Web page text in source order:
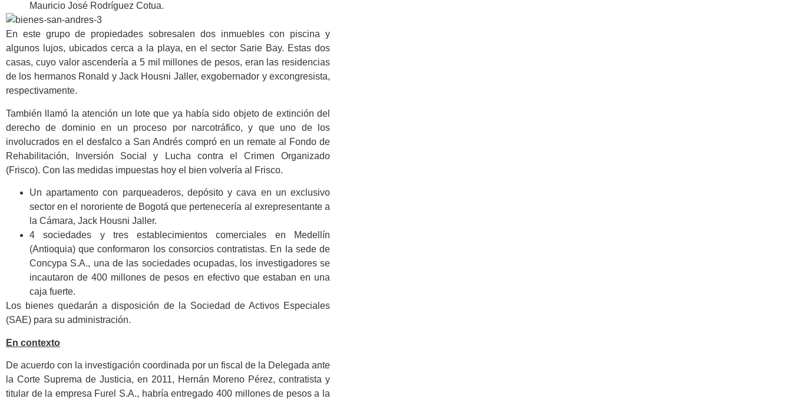
Mauricio José Rodríguez Cotua.
En este grupo de propiedades sobresalen dos inmuebles con piscina y
algunos lujos, ubicados cerca a la playa, en el sector Sarie Bay. Estas dos
casas, cuyo valor ascendería a 5 mil millones de pesos, eran las residencias
de los hermanos Ronald y Jack Housni Jaller, exgobernador y excongresista,
respectivamente.
También llamó la atención un lote que ya había sido objeto de extinción del
derecho de dominio en un proceso por narcotráfico, y que uno de los
involucrados en el desfalco a San Andrés compró en un remate al Fondo de
Rehabilitación, Inversión Social y Lucha contra el Crimen Organizado
(Frisco). Con las medidas impuestas hoy el bien volvería al Frisco.
Un apartamento con parqueaderos, depósito y cava en un exclusivo
sector en el nororiente de Bogotá que pertenecería al exrepresentante a
la Cámara, Jack Housni Jaller.
4 sociedades y tres establecimientos comerciales en Medellín
(Antioquia) que conformaron los consorcios contratistas. En la sede de
Concypa S.A., una de las sociedades ocupadas, los investigadores se
incautaron de 400 millones de pesos en efectivo que estaban en una
caja fuerte.
Los bienes quedarán a disposición de la Sociedad de Activos Especiales
(SAE) para su administración.
En contexto
De acuerdo con la investigación coordinada por un fiscal de la Delegada ante
la Corte Suprema de Justicia, en 2011, Hernán Moreno Pérez, contratista y
titular de la empresa Furel S.A., habría entregado 400 millones de pesos a la